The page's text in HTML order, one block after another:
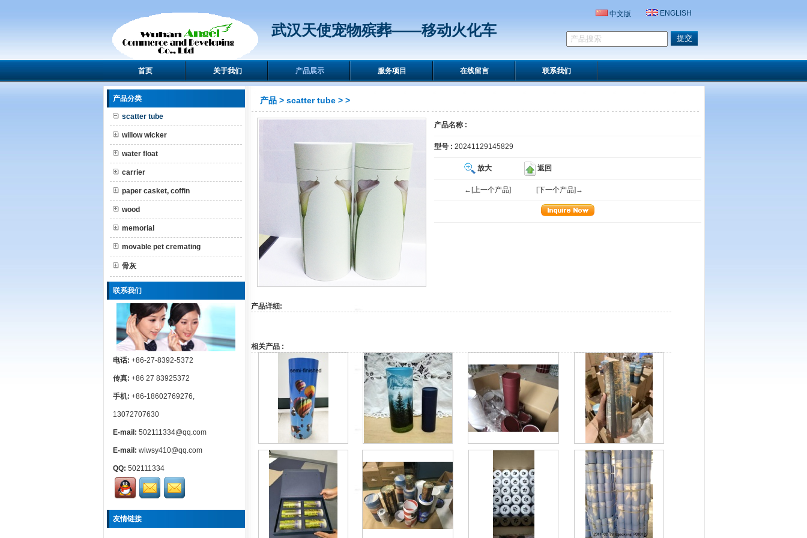
武汉天使宠物殡葬——移动火化车
中文版 ENGLISH
首页 关于我们 产品展示 服务项目 在线留言 联系我们
产品分类
scatter tube
willow wicker
water float
carrier
paper casket, coffin
wood
memorial
movable pet cremating
骨灰
联系我们
电话: +86-27-8392-5372
传真: +86 27 83925372
手机: +86-18602769276,
13072707630
E-mail: 502111334@qq.com
E-mail: wlwsy410@qq.com
QQ: 502111334
友情链接
产品 > scatter tube > >
产品名称 :
型号 : 20241129145829
放大 返回
←[上一个产品] [下一个产品]→
产品详细:
相关产品 :